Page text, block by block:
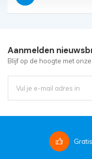
Aanmelden
Blijf op de hoogte met
Gratis